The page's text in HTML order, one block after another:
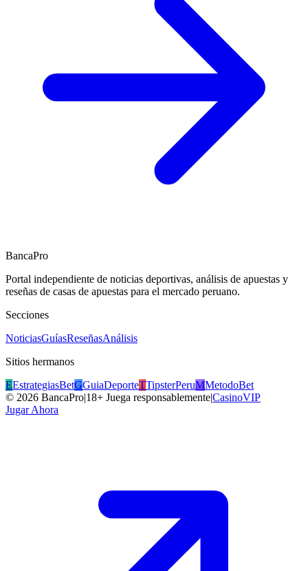
BancaPro
Portal independiente de noticias deportivas, análisis de apuestas y
reseñas de casas de apuestas para el mercado peruano.
Secciones
NoticiasGuíasReseñasAnálisis
Sitios hermanos
EEstrategiasBetGGuiaDeporteTTipsterPeruMMetodoBet
© 2026 BancaPro|18+ Juega responsablemente|CasinoVIP
Jugar Ahora